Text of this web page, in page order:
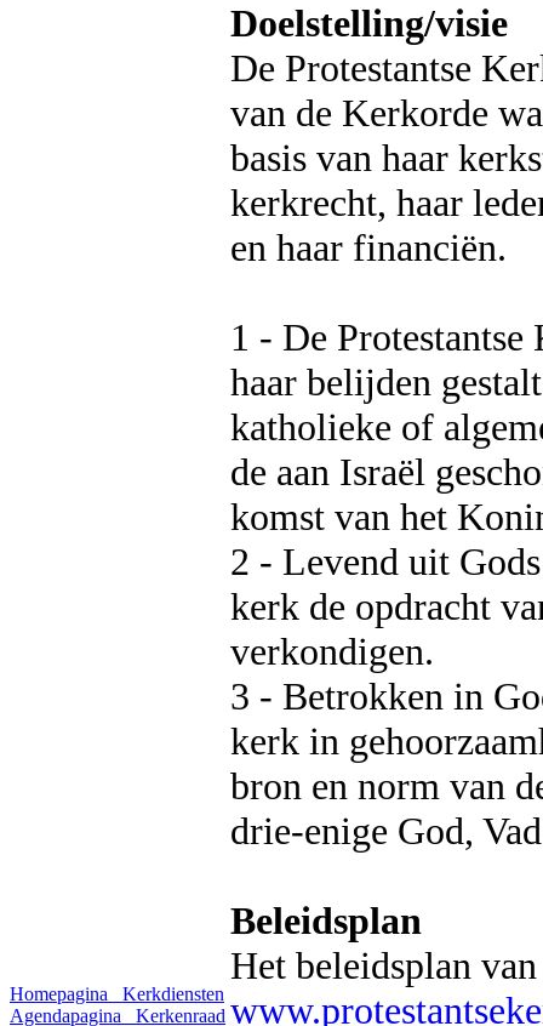
Homepagina
Kerkdiensten
Agendapagina
Kerkenraad
Doelstelling/visie
De Protestantse
van de Kerkorde
basis van haar
kerkrecht, haar
en haar financiën.
1 - De
haar belijden
katholieke of
de aan Israël
komst van het
2 - Levend uit
kerk de opdracht
verkondigen.
3 - Betrokken in
kerk in
bron en norm van
drie-enige God,
Beleidsplan
Het beleidsplan